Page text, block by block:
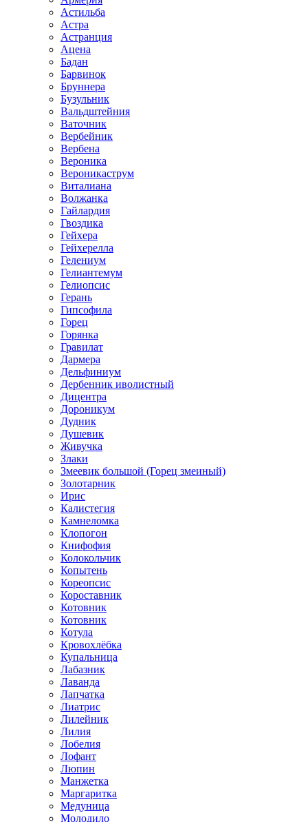
Астильба
Астра
Астранция
Ацена
Бадан
Барвинок
Бруннера
Бузульник
Вальдштейния
Ваточник
Вербейник
Вербена
Вероника
Вероникаструм
Виталиана
Волжанка
Гайлардия
Гвоздика
Гейхера
Гейхерелла
Гелениум
Гелиантемум
Гелиопсис
Герань
Гипсофила
Горец
Горянка
Гравилат
Дармера
Дельфиниум
Дербенник иволистный
Дицентра
Дороникум
Дудник
Душевик
Живучка
Злаки
Змеевик большой (Горец змеиный)
Золотарник
Ирис
Калистегия
Камнеломка
Клопогон
Книфофия
Колокольчик
Копытень
Кореопсис
Короставник
Котовник
Котовник
Котула
Кровохлёбка
Купальница
Лабазник
Лаванда
Лапчатка
Лиатрис
Лилейник
Лилия
Лобелия
Лофант
Люпин
Манжетка
Маргаритка
Медуница
Молодило